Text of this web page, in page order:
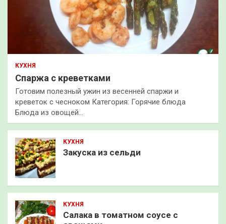
КУХНЯ
Спаржа с креветками
Готовим полезный ужин из весенней спаржи и
креветок с чесноком Категория: Горячие блюда
Блюда из овощей…
КУХНЯ
Закуска из сельди
КУХНЯ
Салака в томатном соусе с